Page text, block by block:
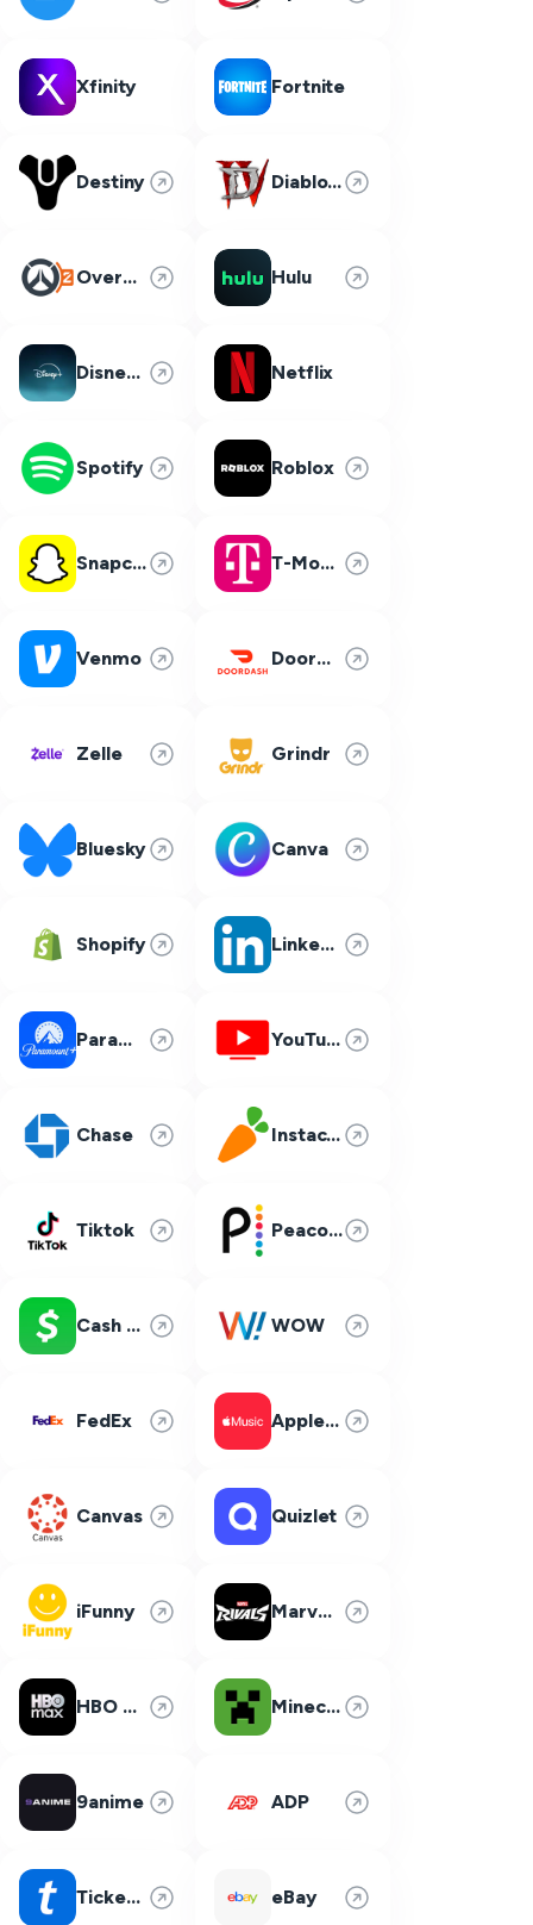
Xfinity Fortnite
Destiny Diablo 4
Overwatch 2 Hulu
Disney Plus Netflix
Spotify Roblox
Snapchat T-Mobile
Venmo DoorDash
Zelle Grindr
Bluesky Canva
Shopify LinkedIn
Paramount Plus YouTube TV
Chase Instacart
Tiktok Peacock
Cash App WOW
FedEx Apple Music
Canvas Quizlet
iFunny Marvel Rivals
HBO Max Minecraft
9anime ADP
Ticketmaster eBay